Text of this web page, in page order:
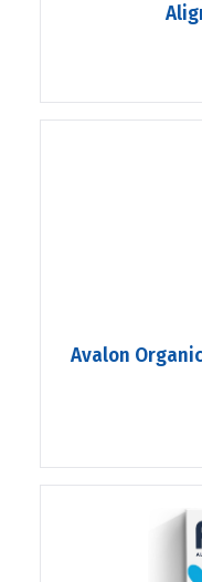
Avalon